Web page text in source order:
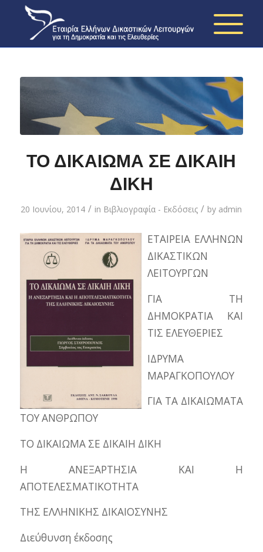
ΤΟ ΔΙΚΑΙΩΜΑ ΣΕ ΔΙΚΑΙΗ
ΔΙΚΗ
20 Ιουνίου, 2014 / in Βιβλιογραφία - Εκδόσεις / by admin
ΕΤΑΙΡΕΙΑ ΕΛΛΗΝΩΝ
ΔΙΚΑΣΤΙΚΩΝ
ΛΕΙΤΟΥΡΓΩΝ
ΓΙΑ ΤΗ
ΔΗΜΟΚΡΑΤΙΑ ΚΑΙ
ΤΙΣ ΕΛΕΥΘΕΡΙΕΣ
ΙΔΡΥΜΑ
ΜΑΡΑΓΚΟΠΟΥΛΟΥ
ΓΙΑ ΤΑ ΔΙΚΑΙΩΜΑΤΑ
ΤΟΥ ΑΝΘΡΩΠΟΥ
ΤΟ ΔΙΚΑΙΩΜΑ ΣΕ ΔΙΚΑΙΗ ΔΙΚΗ
Η ΑΝΕΞΑΡΤΗΣΙΑ ΚΑΙ Η
ΑΠΟΤΕΛΕΣΜΑΤΙΚΟΤΗΤΑ
ΤΗΣ ΕΛΛΗΝΙΚΗΣ ΔΙΚΑΙΟΣΥΝΗΣ
Διεύθυνση έκδοσης